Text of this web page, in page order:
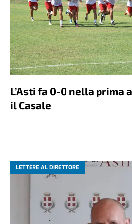
L’Asti fa 0-0 nella prima
il Casale
LETTERE AL DIRETTORE